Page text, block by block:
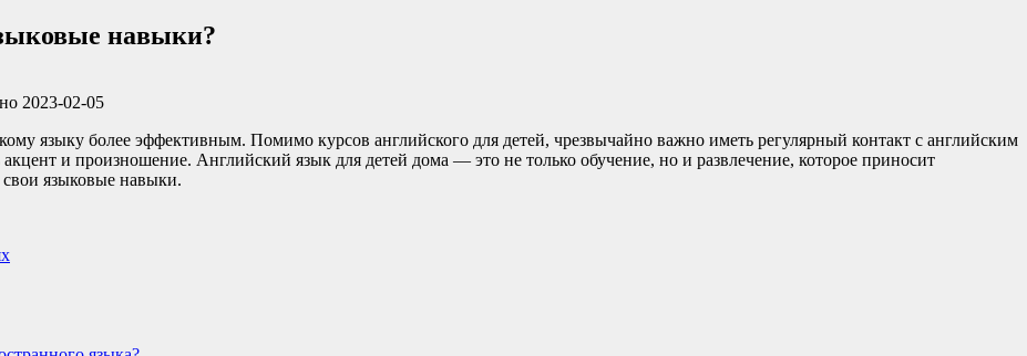
навыки?
2023-02-05
языку более эффективным. Помимо курсов английского для детей, чрезвычайно важно иметь регулярный контакт с английским
и произношение. Английский язык для детей дома — это не только обучение, но и развлечение, которое приносит
языковые навыки.